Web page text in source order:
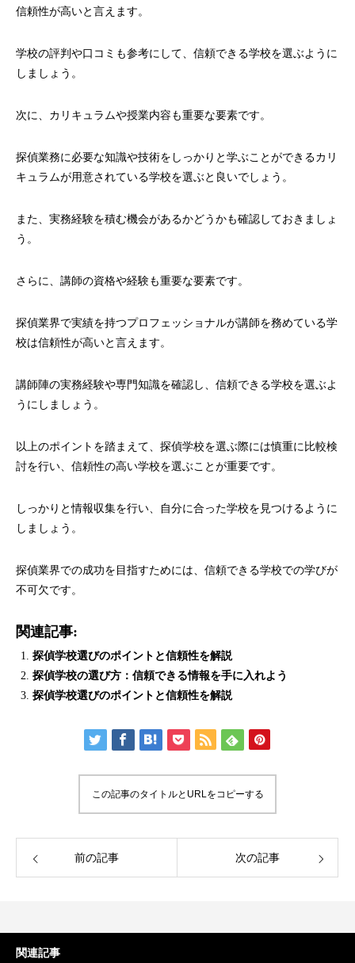
信頼性が高いと言えます。
学校の評判や口コミも参考にして、信頼できる学校を選ぶように
しましょう。
次に、カリキュラムや授業内容も重要な要素です。
探偵業務に必要な知識や技術をしっかりと学ぶことができるカリ
キュラムが用意されている学校を選ぶと良いでしょう。
また、実務経験を積む機会があるかどうかも確認しておきましょ
う。
さらに、講師の資格や経験も重要な要素です。
探偵業界で実績を持つプロフェッショナルが講師を務めている学
校は信頼性が高いと言えます。
講師陣の実務経験や専門知識を確認し、信頼できる学校を選ぶよ
うにしましょう。
以上のポイントを踏まえて、探偵学校を選ぶ際には慎重に比較検
討を行い、信頼性の高い学校を選ぶことが重要です。
しっかりと情報収集を行い、自分に合った学校を見つけるように
しましょう。
探偵業界での成功を目指すためには、信頼できる学校での学びが
不可欠です。
関連記事:
探偵学校選びのポイントと信頼性を解説
探偵学校の選び方：信頼できる情報を手に入れよう
探偵学校選びのポイントと信頼性を解説
この記事のタイトルとURLをコピーする
前の記事 次の記事
関連記事